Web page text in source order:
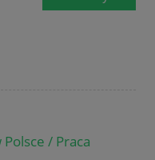
/ Praca